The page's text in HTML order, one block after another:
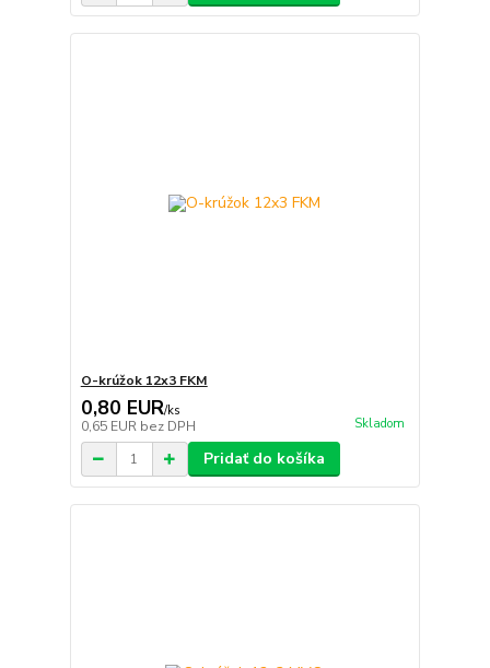
O-krúžok 12x3 FKM
0,80 EUR/ks
0,65 EUR bez DPH Skladom
Pridať do košíka